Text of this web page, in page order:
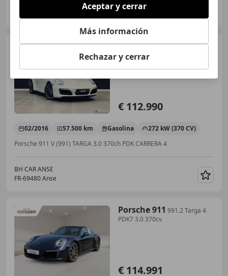
Porsche 911V (991) TARGA
3.0 370ch PDK CARRERA 4 SORT
DE REVISION PORSCHE
€ 112.990
02/2016 57.500 km Gasolina
272 kW (370 CV)
Porsche 911 V (991) TARGA 3.0 370ch PDK CARRERA 4
BH CAR ANSE
FR-69480 Anse
Porsche 911 991.2 Targa 4
PDK7 3.0 370cv
€ 114.991
Aceptar y cerrar
Más información
Rechazar y cerrar